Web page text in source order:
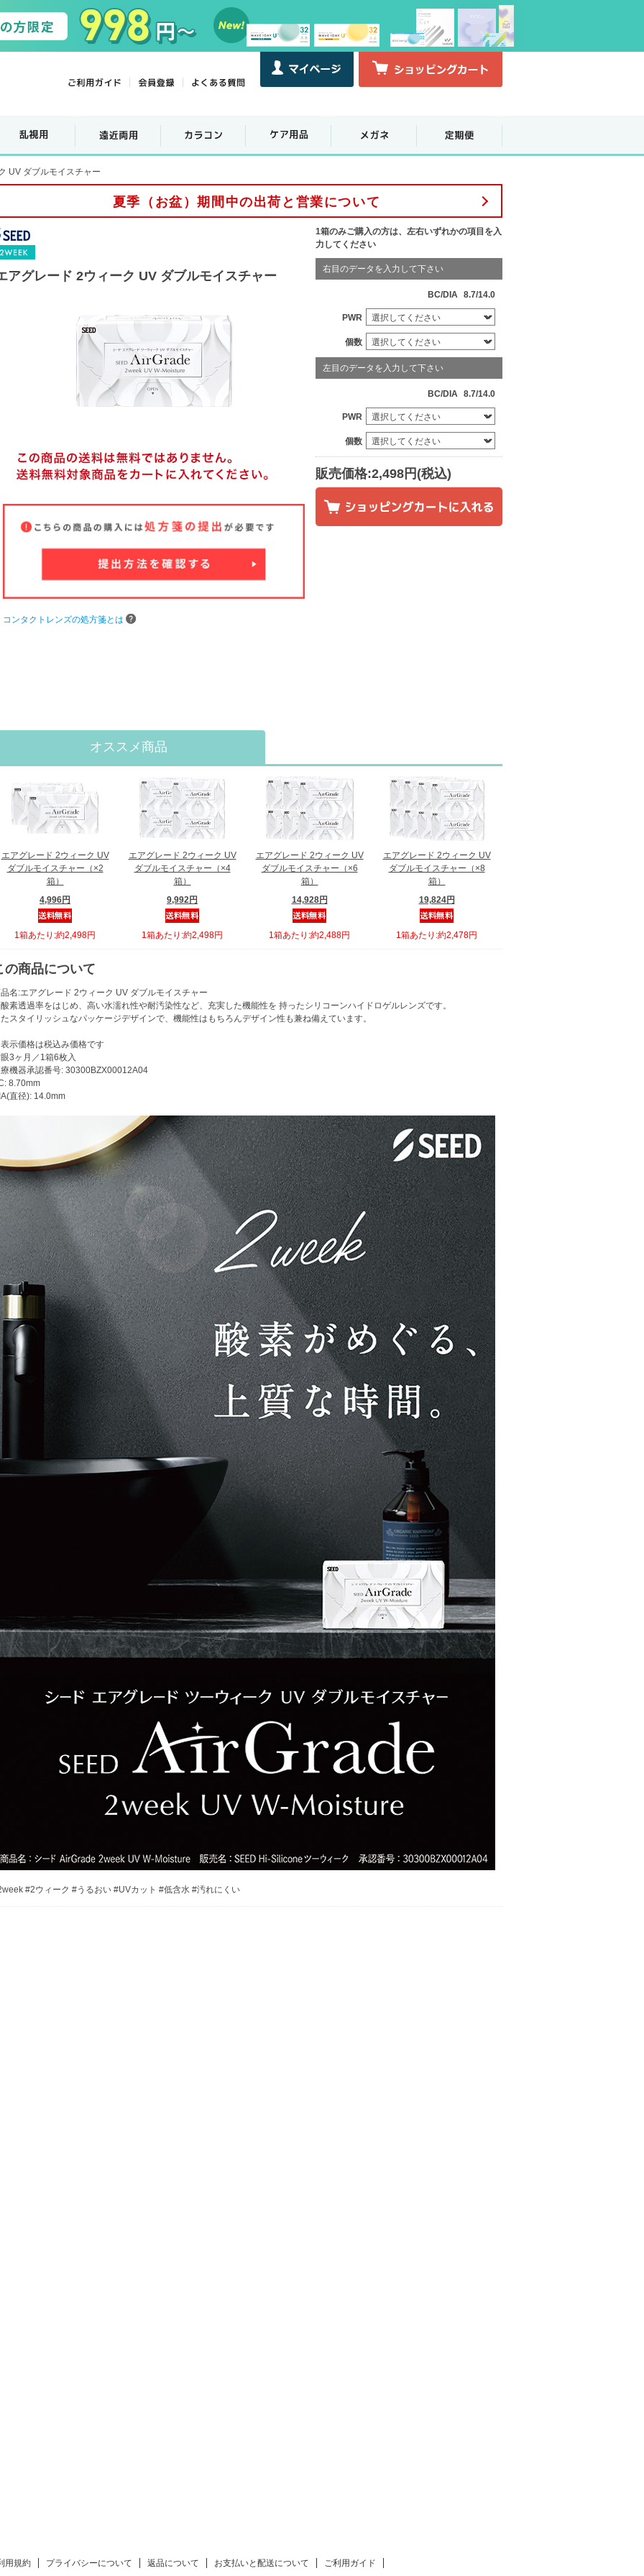
UV ダブルモイスチャー
夏季（お盆）期間中の出荷と営業について
アグレード 2ウィーク UV ダブルモイスチャー
コンタクトレンズの処方箋とは
1箱のみご購入の方は、左右いずれかの項目を入
力してください
右目のデータを入力して下さい
BC/DIA 8.7/14.0
PWR
個数
左目のデータを入力して下さい
BC/DIA 8.7/14.0
PWR
個数
販売価格:2,498円(税込)
オススメ商品
エアグレード 2ウィーク UV
ダブルモイスチャー（×2
箱）
4,996円
1箱あたり:約2,498円
エアグレード 2ウィーク UV
ダブルモイスチャー（×4
箱）
9,992円
1箱あたり:約2,498円
エアグレード 2ウィーク UV
ダブルモイスチャー（×6
箱）
14,928円
1箱あたり:約2,488円
エアグレード 2ウィーク UV
ダブルモイスチャー（×8
箱）
19,824円
1箱あたり:約2,478円
の商品について
名:エアグレード 2ウィーク UV ダブルモイスチャー
素透過率をはじめ、高い水濡れ性や耐汚染性など、充実した機能性を 持ったシリコーンハイドロゲルレンズです。
スタイリッシュなパッケージデザインで、機能性はもちろんデザイン性も兼ね備えています。
示価格は税込み価格です
3ヶ月／1箱6枚入
機器承認番号: 30300BZX00012A04
8.70mm
直径): 14.0mm
#2ウィーク #うるおい #UVカット #低含水 #汚れにくい
用規約 プライバシーについて 返品について お支払いと配送について ご利用ガイド